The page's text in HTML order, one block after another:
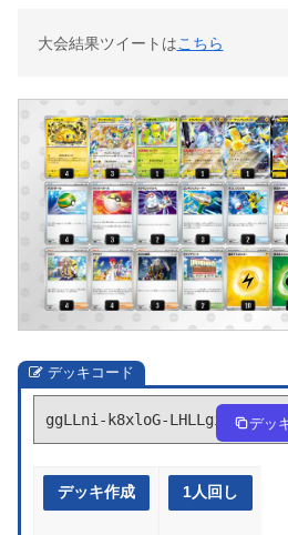
大会結果ツイートはこちら
デッキコード
ggLLni-k8xloG-LHLLgi デッ
デッキ作成 1人回し